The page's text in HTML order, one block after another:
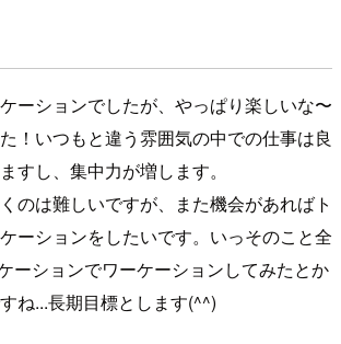
ーションでしたが、やっぱり楽しいな〜
！いつもと違う雰囲気の中での仕事は良
すし、集中力が増します。
のは難しいですが、また機会があればト
ーションをしたいです。いっそのこと全
ーションでワーケーションしてみたとか
ね...長期目標とします(^^)